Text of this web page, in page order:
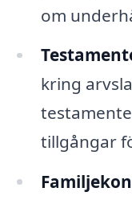
om
kring
tillgångar